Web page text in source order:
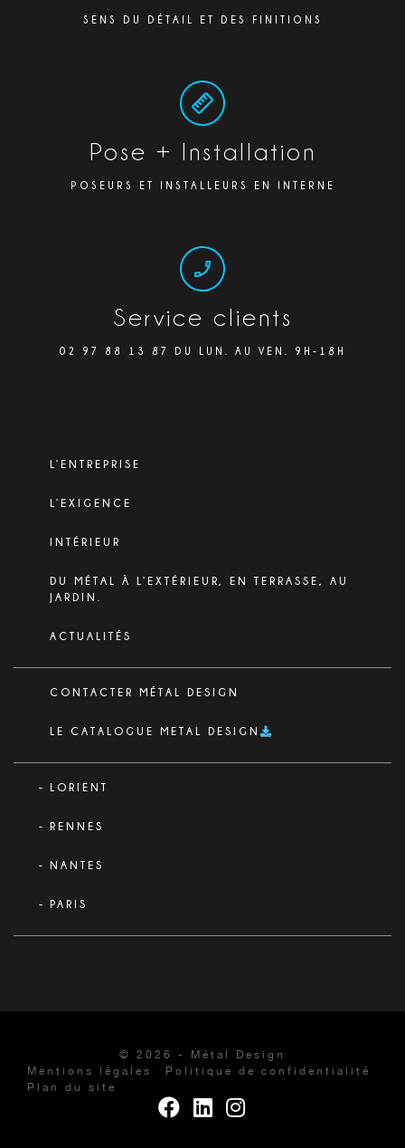
SENS DU DÉTAIL ET DES FINITIONS
Pose + Installation
POSEURS ET INSTALLEURS EN INTERNE
Service clients
02 97 88 13 87 DU LUN. AU VEN. 9H-18H
L’ENTREPRISE
L’EXIGENCE
INTÉRIEUR
DU MÉTAL À L’EXTÉRIEUR, EN TERRASSE, AU
JARDIN.
ACTUALITÉS
CONTACTER MÉTAL DESIGN
LE CATALOGUE METAL DESIGN
LORIENT
RENNES
NANTES
PARIS
© 2026 - Métal Design
Mentions légales
Politique de confidentialité
Plan du site